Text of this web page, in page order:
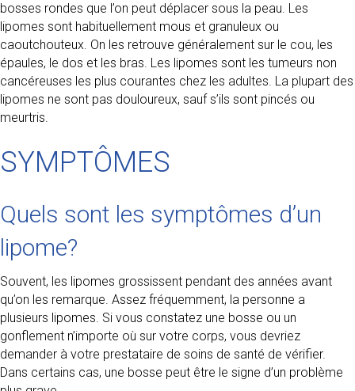
bosses rondes que l’on peut déplacer sous la peau. Les
lipomes sont habituellement mous et granuleux ou
caoutchouteux. On les retrouve généralement sur le cou, les
épaules, le dos et les bras. Les lipomes sont les tumeurs non
cancéreuses les plus courantes chez les adultes. La plupart des
lipomes ne sont pas douloureux, sauf s’ils sont pincés ou
meurtris.
SYMPTÔMES
Quels sont les symptômes d’un
lipome?
Souvent, les lipomes grossissent pendant des années avant
qu’on les remarque. Assez fréquemment, la personne a
plusieurs lipomes. Si vous constatez une bosse ou un
gonflement n’importe où sur votre corps, vous devriez
demander à votre prestataire de soins de santé de vérifier.
Dans certains cas, une bosse peut être le signe d’un problème